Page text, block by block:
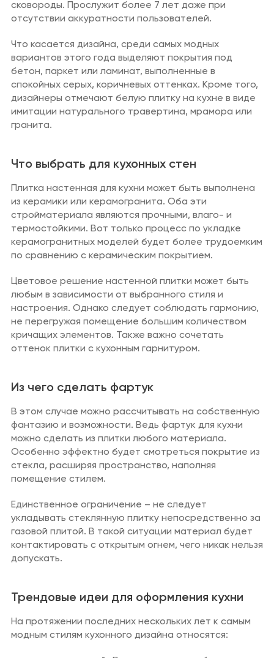
сковороды. Прослужит более 7 лет даже при
отсутствии аккуратности пользователей.
Что касается дизайна, среди самых модных
вариантов этого года выделяют покрытия под
бетон, паркет или ламинат, выполненные в
спокойных серых, коричневых оттенках. Кроме того,
дизайнеры отмечают белую плитку на кухне в виде
имитации натурального травертина, мрамора или
гранита.
Что выбрать для кухонных стен
Плитка настенная для кухни может быть выполнена
из керамики или керамогранита. Оба эти
стройматериала являются прочными, влаго- и
термостойкими. Вот только процесс по укладке
керамогранитных моделей будет более трудоемким
по сравнению с керамическим покрытием.
Цветовое решение настенной плитки может быть
любым в зависимости от выбранного стиля и
настроения. Однако следует соблюдать гармонию,
не перегружая помещение большим количеством
кричащих элементов. Также важно сочетать
оттенок плитки с кухонным гарнитуром.
Из чего сделать фартук
В этом случае можно рассчитывать на собственную
фантазию и возможности. Ведь фартук для кухни
можно сделать из плитки любого материала.
Особенно эффектно будет смотреться покрытие из
стекла, расширяя пространство, наполняя
помещение стилем.
Единственное ограничение – не следует
укладывать стеклянную плитку непосредственно за
газовой плитой. В такой ситуации материал будет
контактировать с открытым огнем, чего никак нельзя
допускать.
Трендовые идеи для оформления кухни
На протяжении последних нескольких лет к самым
модным стилям кухонного дизайна относятся: